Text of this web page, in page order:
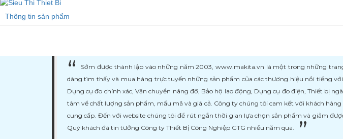
Thông tin sản phẩm
Sớm được thành lập vào những năm 2003, www.makita.vn là một trong những
dàng tìm thấy và mua hàng trực tuyến những sản phẩm của các thương hiệu nổi tiếng
Dụng cụ đo chính xác, Vận chuyển nâng đỡ, Bảo hộ lao động, Dụng cụ đo điện, Thiết bị
tâm về chất lượng sản phẩm, mẩu mã và giá cả. Công ty chúng tôi cam kết với khách
cung cấp. Đến với website chúng tôi để rút ngắn thời gian lựa chọn sản phẩm và giảm
Quý khách đã tin tưởng Công ty Thiết Bị Công Nghiệp GTG nhiều năm qua.